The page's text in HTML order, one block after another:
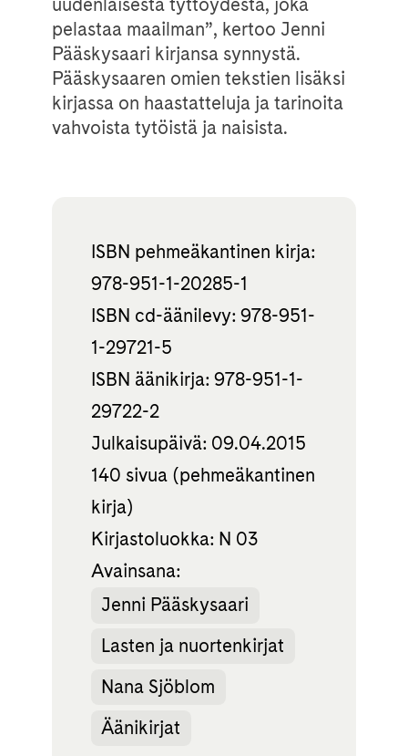
pelastaa maailman”, kertoo Jenni
Pääskysaari kirjansa synnystä.
Pääskysaaren omien tekstien lisäksi
kirjassa on haastatteluja ja tarinoita
vahvoista tytöistä ja naisista.
ISBN pehmeäkantinen kirja:
978-951-1-20285-1
ISBN cd-äänilevy: 978-951-
1-29721-5
ISBN äänikirja: 978-951-1-
29722-2
Julkaisupäivä: 09.04.2015
140 sivua (pehmeäkantinen
kirja)
Kirjastoluokka: N 03
Avainsana:
Jenni Pääskysaari
Lasten ja nuortenkirjat
Nana Sjöblom
Äänikirjat